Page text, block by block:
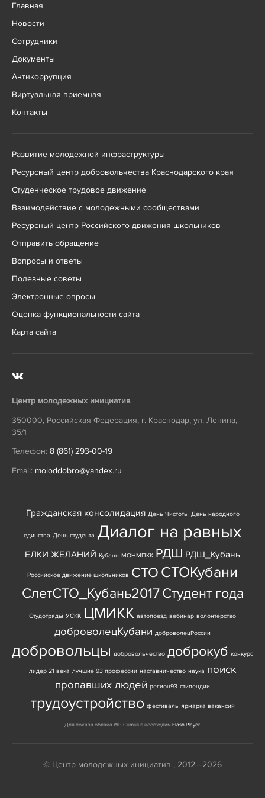
Главная
Новости
Сотрудники
Документы
Антикоррупция
Виртуальная приемная
Контакты
Развитие молодежной инфраструктуры
Ресурсный центр добровольчества Краснодарского края
Студенческое трудовое движение
Взаимодействие с молодежными сообществами
Ресурсный центр Российского движения школьников
Отправить обращение
Вопросы и ответы
Полезные советы
Электронные опросы
Оценка функциональности сайта
Карта сайта
Центр молодежных инициатив
350000, Российская Федерация, г. Краснодар, ул. Ленина,
35/1
Телефон: 8 (861) 293-00-19
Email: moloddobro@yandex.ru
Гражданская консолидация День Чистоты День народного
единства День студента Диалог на равных
ЕЛКИ ЖЕЛАНИЙ Кубань МОНМПКК РДШ РДШ_Кубань
Российское движение школьников СТО СТОКубани
СлетСТО_Кубань2017Студент года
Студотряды УСКК ЦМИКК автопоезд вебинар волонтерство
доброволецКубани доброволецРоссии
добровольцы добровольчество доброкуб конкурс
лидер 21 века лучшие 93 профессии наставничество наука поиск
пропавших людей регион93 стипендии
трудоустройство фестиваль ярмарка вакансий
Для показа облака WP-Cumulus необходим Flash Player.
© Центр молодежных инициатив , 2012—2026